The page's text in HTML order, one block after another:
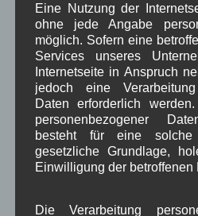
Kirche ,Kunsthandwerk ,
Musik , Natur und
Schule , Sport ,
TV ,Umfrage ,
Verwaltung , Video ,
Zeitung
Eine Nutzung der
ohne jede Angabe
möglich. Sofern eine
Services unseres
Internetseite in Anspruch
jedoch eine Verarbeitung
Daten erforderlich
personenbezogener
besteht für eine solche
gesetzliche Grundlage,
Einwilligung der betroffenen
Die Verarbeitung